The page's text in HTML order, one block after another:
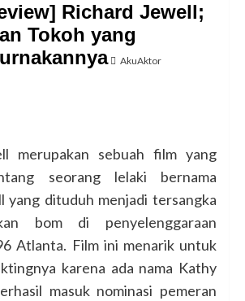
Richard Jewell;
Tokoh yang
AkuAktor
merupakan sebuah film yang
seorang lelaki bernama
yang dituduh menjadi tersangka
bom di penyelenggaraan
Atlanta. Film ini menarik untuk
karena ada nama Kathy
masuk nominasi pemeran